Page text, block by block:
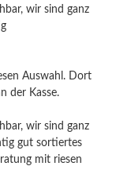
wir sind ganz
Auswahl. Dort
der Kasse.
wir sind ganz
gut sortiertes
mit riesen